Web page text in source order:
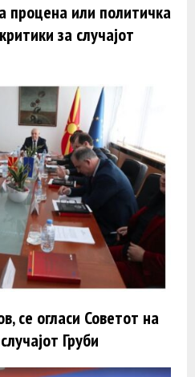
процена или политичка
за случајот
се огласи Советот на
Груби